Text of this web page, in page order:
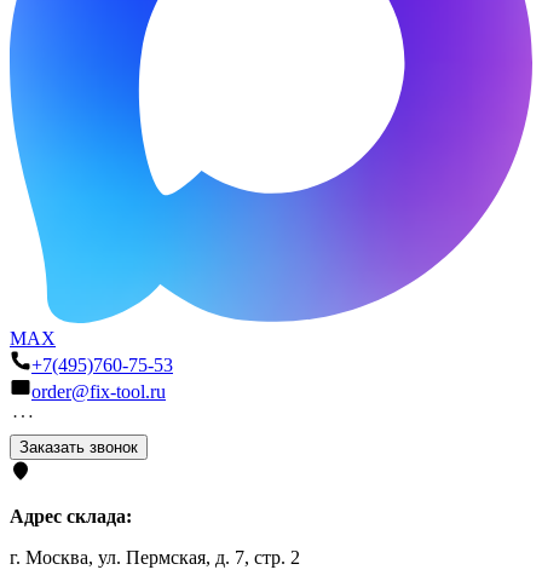
MAX
+7(495)760-75-53
order@fix-tool.ru
Заказать звонок
Адрес склада:
г. Москва, ул. Пермская, д. 7, стр. 2